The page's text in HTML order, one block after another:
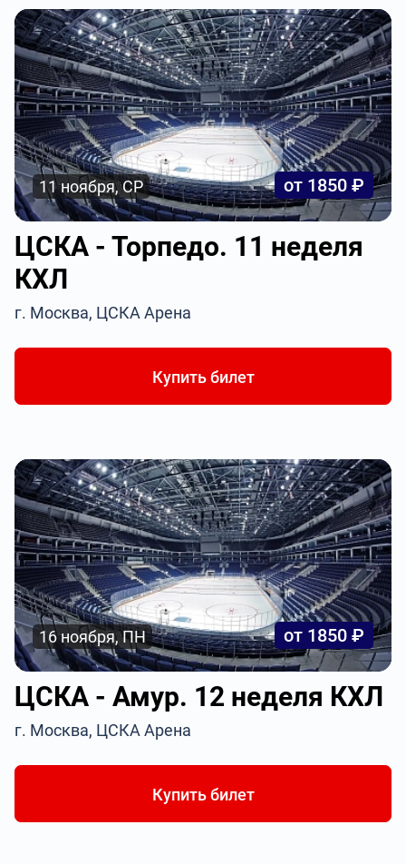
11 ноября, СР от 1850 ₽
ЦСКА - Торпедо. 11 неделя
КХЛ
г. Москва, ЦСКА Арена
Купить билет
16 ноября, ПН от 1850 ₽
ЦСКА - Амур. 12 неделя КХЛ
г. Москва, ЦСКА Арена
Купить билет